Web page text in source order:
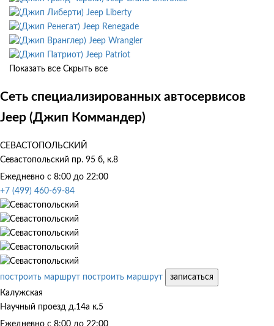
Jeep Liberty
Jeep Renegade
Jeep Wrangler
Jeep Patriot
Показать все Скрыть все
Сеть специализированных автосервисов
Jeep (Джип Коммандер)
СЕВАСТОПОЛЬСКИЙ
Севастопольский пр. 95 б, к.8
Ежедневно с 8:00 до 22:00
+7 (499) 460-69-84
построить маршрут построить маршрут
записаться
Калужская
Научный проезд д.14а к.5
Ежедневно с 8:00 до 22:00